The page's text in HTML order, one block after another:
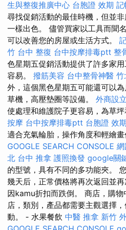
生與整復推廣中心 台胞證 效期 記
尋找促銷活動的最佳時機，但並
一樣出色。 儘管買家以工具而聞
可以改善您的房屋或生活方式。
竹 台中 整復 台中按摩排毒ptt 整
色星期五促銷活動提供了許多家
容易。 撥筋美容 台中整骨神醫 竹
外，這個黑色星期五可能還可以
草機，高壓墊圈等設備。 外商設
使處理和維護院子更容易，為草坪
按摩 台中按摩排毒ptt 台胞證 效期
適合充氣輪胎，操作角度和輕繪畫
GOOGLE SEARCH CONSOLE
北 台中 推拿 護照換發 google關
的型號，具有不同的多功能夾。
幾天后，正常價格將再次返回並
因kamu折扣而跌倒。 商店，購
店，類別，產品都需要主觀選擇
動。 - 水果餐飲 中醫 推拿 新竹